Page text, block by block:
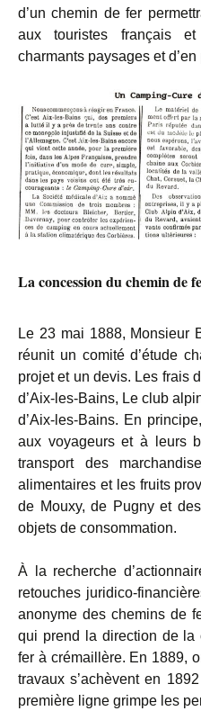
d’un chemin de fer
aux touristes français
charmants paysages et
La concession du chemin de
Le 23 mai 1888, Monsieur
réunit un comité d’étude
projet et un devis. Les frais
d’Aix-les-Bains, Le club
d’Aix-les-Bains. En
aux voyageurs et à leurs
transport des
alimentaires et les fruits
de Mouxy, de Pugny et
objets de consommation.
À la recherche
retouches juridico-
anonyme des chemins de
qui prend la direction de la
fer à crémaillère. En 1889,
travaux s’achèvent en
première ligne grimpe les